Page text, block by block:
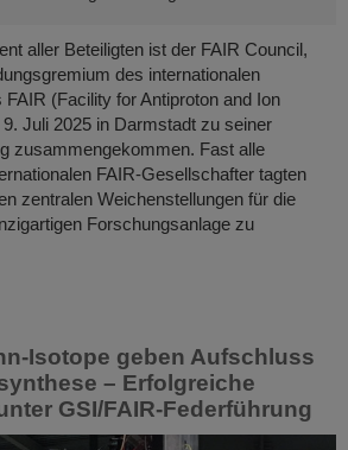
aller Beteiligten ist der FAIR Council,
des internationalen
(Facility for Antiproton and Ion
Juli 2025 in Darmstadt zu seiner
zusammengekommen. Fast alle
FAIR-Gesellschafter tagten
zentralen Weichenstellungen für die
Forschungsanlage zu
Isotope geben Aufschluss
– Erfolgreiche
GSI/FAIR-Federführung